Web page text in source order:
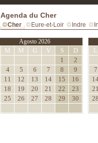
Agenda du Cher
Cher Eure-et-Loir Indre
Agosto 2026
M M G V S
D
1
2
4 5 6 7 8
9
11 12 13 14 15
16
18 19 20 21 22
23
25 26 27 28 29
30
L
7